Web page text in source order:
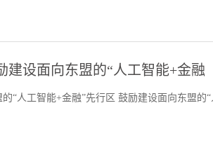
建设面向东盟的“人工智能+金融
“人工智能+金融”先行区 鼓励建设面向东盟的“